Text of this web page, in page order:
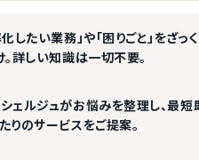
化したい業務」や「困りごと」をざっ
。詳しい知識は一切不要。
ェルジュがお悩みを整理し、最短
りのサービスをご提案。